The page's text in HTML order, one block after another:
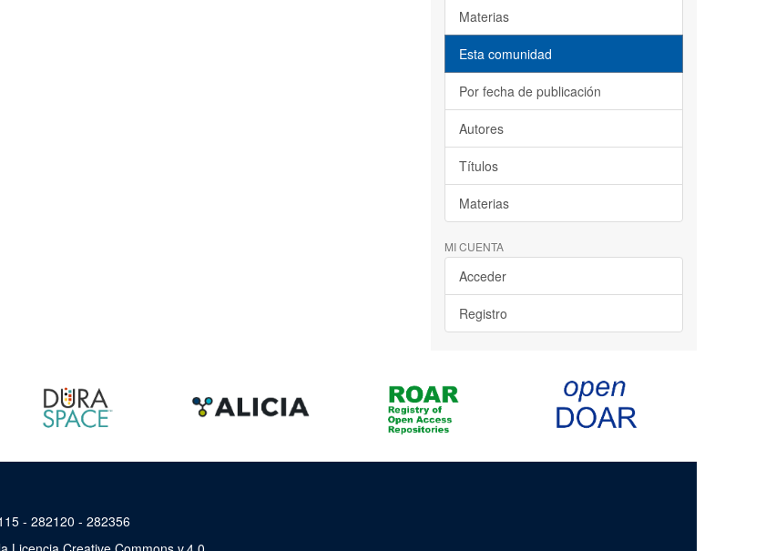
Materias
Esta comunidad
Por fecha de publicación
Autores
Títulos
Materias
MI CUENTA
Acceder
Registro
- 282120 - 282356